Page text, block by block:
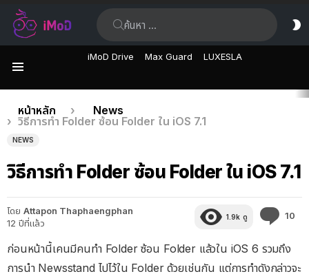
iMoD Drive Max Guard LUXESLA
เรื่อง
ล่าสุด
คุณอยู่ที่นี่:
หน้าหลัก
News
วิธีการทำ Folder ซ้อน Folder ใน iOS 7.1
NEWS
วิธีการทำ Folder ซ้อน Folder ใน iOS 7.1
โดย Attapon Thaphaengphan
12 ปีที่แล้ว
1.9k ดู 10
ก่อนหน้านี้เคนมีคนทำ Folder ซ้อน Folder แล้วใน iOS 6 รวมถึง
การนำ Newsstand ไปไว้ใน Folder ด้วยเช่นกัน แต่การทำดังกล่าวจะ